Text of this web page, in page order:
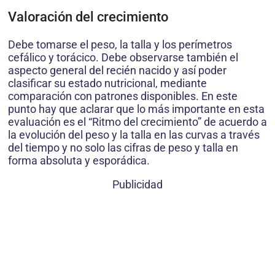
Valoración del crecimiento
Debe tomarse el peso, la talla y los perímetros
cefálico y torácico. Debe observarse también el
aspecto general del recién nacido y así poder
clasificar su estado nutricional, mediante
comparación con patrones disponibles. En este
punto hay que aclarar que lo más importante en esta
evaluación es el “Ritmo del crecimiento” de acuerdo a
la evolución del peso y la talla en las curvas a través
del tiempo y no solo las cifras de peso y talla en
forma absoluta y esporádica.
Publicidad